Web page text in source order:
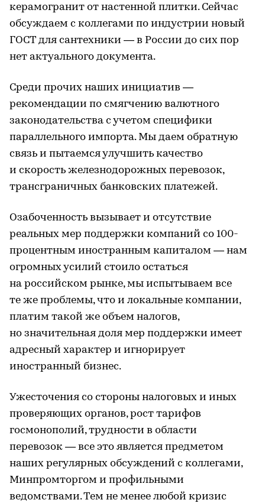
керамогранит от настенной плитки. Сейчас
обсуждаем с коллегами по индустрии новый
ГОСТ для сантехники — в России до сих пор
нет актуального документа.
Среди прочих наших инициатив —
рекомендации по смягчению валютного
законодательства с учетом специфики
параллельного импорта. Мы даем обратную
связь и пытаемся улучшить качество
и скорость железнодорожных перевозок,
трансграничных банковских платежей.
Озабоченность вызывает и отсутствие
реальных мер поддержки компаний со 100-
процентным иностранным капиталом — нам
огромных усилий стоило остаться
на российском рынке, мы испытываем все
те же проблемы, что и локальные компании,
платим такой же объем налогов,
но значительная доля мер поддержки имеет
адресный характер и игнорирует
иностранный бизнес.
Ужесточения со стороны налоговых и иных
проверяющих органов, рост тарифов
госмонополий, трудности в области
перевозок — все это является предметом
наших регулярных обсуждений с коллегами,
Минпромторгом и профильными
ведомствами. Тем не менее любой кризис